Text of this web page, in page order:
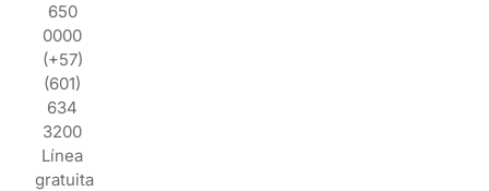
650
0000
(+57)
(601)
634
3200
Línea
gratuita